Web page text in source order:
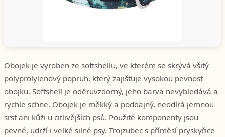
Obojek je vyroben ze softshellu, ve kterém se skrývá všitý
polyprolylenový popruh, který zajišťuje vysokou pevnost
obojku. Softshell je oděruvzdorný, jeho barva nevybledává a
rychle schne. Obojek je měkký a poddajný, neodírá jemnou
srst ani kůži u citlivějších psů. Použité komponenty jsou
pevné, udrží i velké silné psy. Trojzubec s příměsí pryskyřice